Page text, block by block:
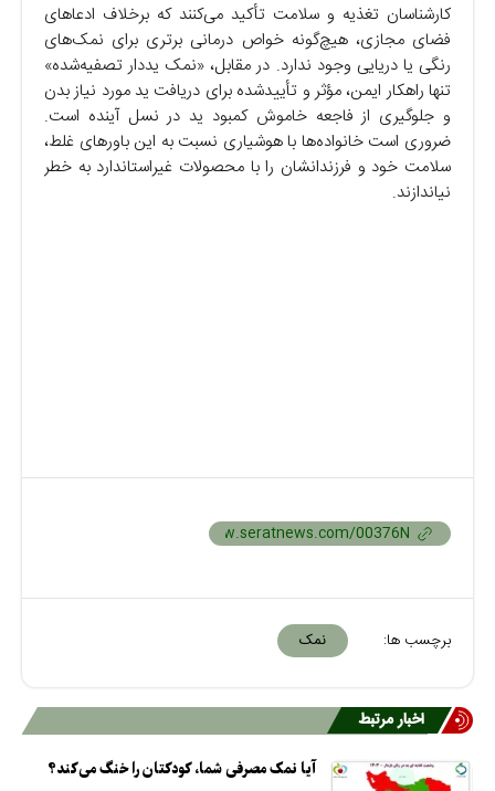
کارشناسان تغذیه و سلامت تأکید می‌کنند که برخلاف ادعاهای
فضای مجازی، هیچ‌گونه خواص درمانی برتری برای نمک‌های
رنگی یا دریایی وجود ندارد. در مقابل، «نمک یددار تصفیه‌شده»
تنها راهکار ایمن، مؤثر و تأییدشده برای دریافت ید مورد نیاز بدن
و جلوگیری از فاجعه خاموش کمبود ید در نسل آینده است.
ضروری است خانواده‌ها با هوشیاری نسبت به این باورهای غلط،
سلامت خود و فرزندانشان را با محصولات غیراستاندارد به خطر
نیاندازند.
برچسب ها: نمک
اخبار مرتبط
آیا نمک مصرفی شما، کودکتان را خنگ می‌کند؟